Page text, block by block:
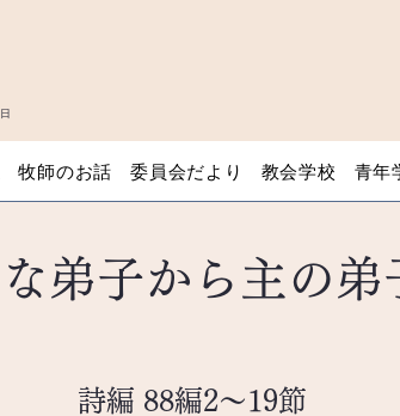
牧師のお話 委員会だより 教会学校 青年
な弟子から主の弟
詩編 88編2～19節